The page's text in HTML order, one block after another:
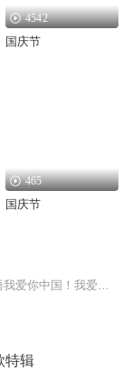
4542
国庆节
465
国庆节
特辑